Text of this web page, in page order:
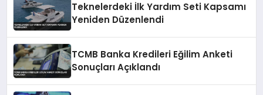
Teknelerdeki İlk Yardım Seti Kapsamı
Yeniden Düzenlendi
TCMB Banka Kredileri Eğilim Anketi
Sonuçları Açıklandı